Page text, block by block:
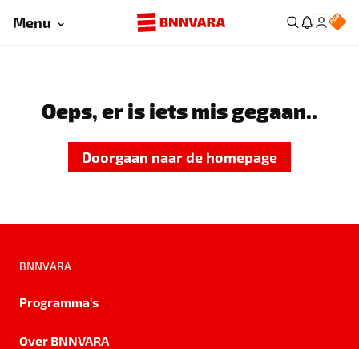
Menu
Oeps, er is iets mis gegaan..
Doorgaan naar de homepage
BNNVARA
Programma's
Over BNNVARA